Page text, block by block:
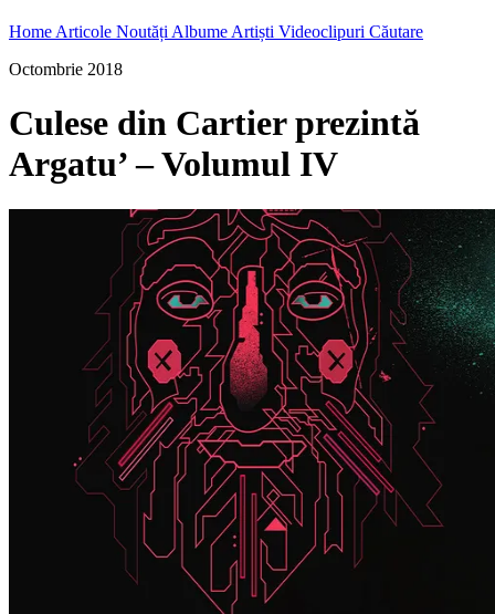
Home Articole Noutăți Albume Artiști Videoclipuri Căutare
Octombrie 2018
Culese din Cartier prezintă
Argatu’ – Volumul IV
Pagina externă
Pagina externă
Pagina externă Pagina externă
Pagina
Pagina externă